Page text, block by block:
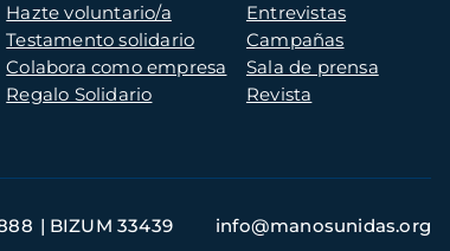
Hazte voluntario/a
Testamento solidario
Colabora como empresa
Regalo Solidario
Entrevistas
Campañas
Sala de prensa
Revista
BIZUM 33439 info@manosunidas.org